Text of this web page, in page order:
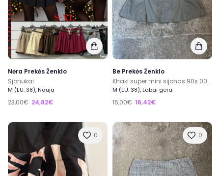
Nėra Prekės Ženklo
Sjonukai
M (EU: 38), Nauja
23,00€ 24,82€
Be Prekės Ženklo
Khaki super mini sijonas 90s 00s stiliaus
M (EU: 38), Labai gera
15,00€ 16,42€
0 0